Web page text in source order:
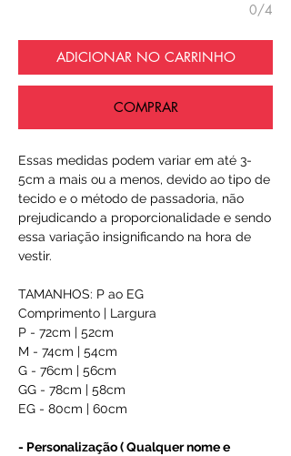
0/4
ADICIONAR NO CARRINHO
COMPRAR
Essas medidas podem variar em até 3-
5cm a mais ou a menos, devido ao tipo de
tecido e o método de passadoria, não
prejudicando a proporcionalidade e sendo
essa variação insignificando na hora de
vestir.
TAMANHOS: P ao EG
Comprimento | Largura
P - 72cm | 52cm
M - 74cm | 54cm
G - 76cm | 56cm
GG - 78cm | 58cm
EG - 80cm | 60cm
- Personalização ( Qualquer nome e